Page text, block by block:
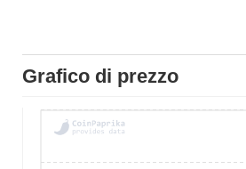
Grafico di prezzo